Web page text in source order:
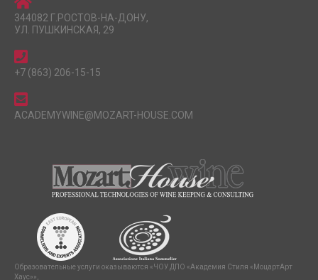
344082 Г.РОСТОВ-НА-ДОНУ,
УЛ. ПУШКИНСКАЯ, 29
+7 (863) 206-15-15
ACADEMYWINE@MOZART-HOUSE.COM
Образовательные услуги оказываются «ЧОУ ДПО «Академия Стиля «МоцартАрт
Хаус»»,